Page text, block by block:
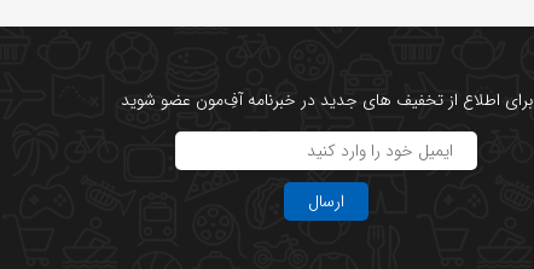
برای اطلاع از تخفیف های جدید در خبرنامه آفِ‌مون عضو شوید
ارسال